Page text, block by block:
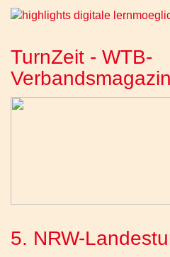
TurnZeit - WTB-
Verbandsmagazin
5. NRW-